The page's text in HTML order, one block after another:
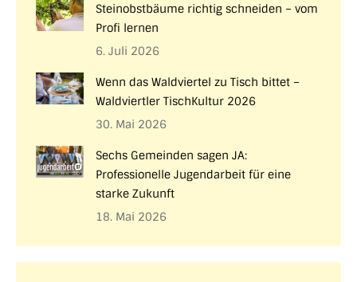
Steinobstbäume richtig schneiden – vom
Profi lernen
6. Juli 2026
Wenn das Waldviertel zu Tisch bittet –
Waldviertler TischKultur 2026
30. Mai 2026
Sechs Gemeinden sagen JA:
Professionelle Jugendarbeit für eine
starke Zukunft
18. Mai 2026